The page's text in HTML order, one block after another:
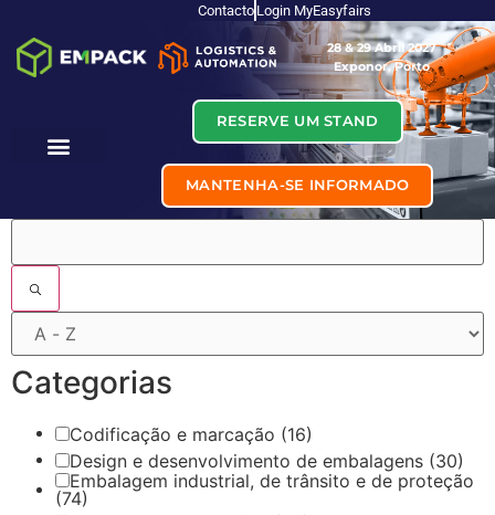
Contacto Login MyEasyfairs
28 & 29 Abril 2027
Exponor, Porto
RESERVE UM STAND
MANTENHA-SE INFORMADO
Categorias
Codificação e marcação (16)
Design e desenvolvimento de embalagens (30)
Embalagem industrial, de trânsito e de proteção
(74)